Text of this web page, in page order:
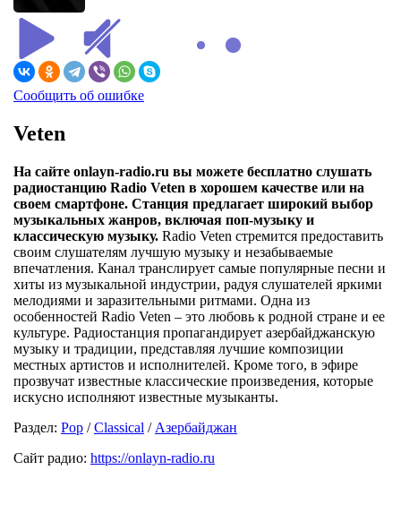
Сообщить об ошибке
Veten
На сайте onlayn-radio.ru вы можете бесплатно слушать
радиостанцию Radio Veten в хорошем качестве или на
своем смартфоне. Станция предлагает широкий выбор
музыкальных жанров, включая поп-музыку и
классическую музыку. Radio Veten стремится предоставить
своим слушателям лучшую музыку и незабываемые
впечатления. Канал транслирует самые популярные песни и
хиты из музыкальной индустрии, радуя слушателей яркими
мелодиями и заразительными ритмами. Одна из
особенностей Radio Veten – это любовь к родной стране и ее
культуре. Радиостанция пропагандирует азербайджанскую
музыку и традиции, представляя лучшие композиции
местных артистов и исполнителей. Кроме того, в эфире
прозвучат известные классические произведения, которые
искусно исполняют известные музыканты.
Раздел: Pop /Classical / Азербайджан
Сайт радио: https://onlayn-radio.ru